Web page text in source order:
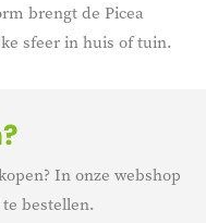
In onze webshop
bestellen.
brengt de Picea
sfeer in huis of tuin.